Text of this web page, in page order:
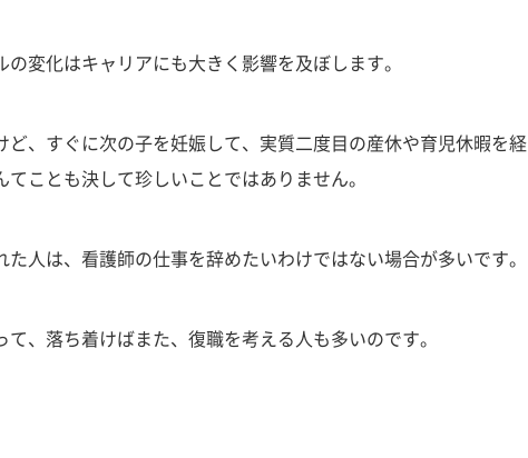
変化はキャリアにも大きく影響を及ぼします。
ど、すぐに次の子を妊娠して、実質二度目の産休や育児休暇を経
ことも決して珍しいことではありません。
人は、看護師の仕事を辞めたいわけではない場合が多いです。
、落ち着けばまた、復職を考える人も多いのです。